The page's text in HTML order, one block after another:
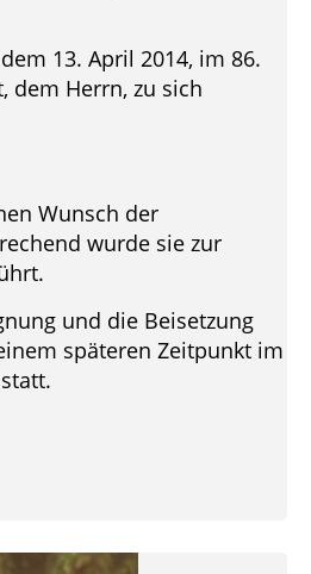
13. April 2014, im 86.
dem Herrn, zu sich
Wunsch der
wurde sie zur
und die Beisetzung
späteren Zeitpunkt im